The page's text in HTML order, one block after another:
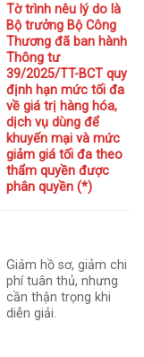
Tờ trình nêu lý do là
Bộ trưởng Bộ Công
Thương đã ban hành
Thông tư
39/2025/TT-BCT quy
định hạn mức tối đa
về giá trị hàng hóa,
dịch vụ dùng để
khuyến mại và mức
giảm giá tối đa theo
thẩm quyền được
phân quyền (*)
Giảm hồ sơ, giảm chi
phí tuân thủ, nhưng
cần thận trọng khi
diễn giải.